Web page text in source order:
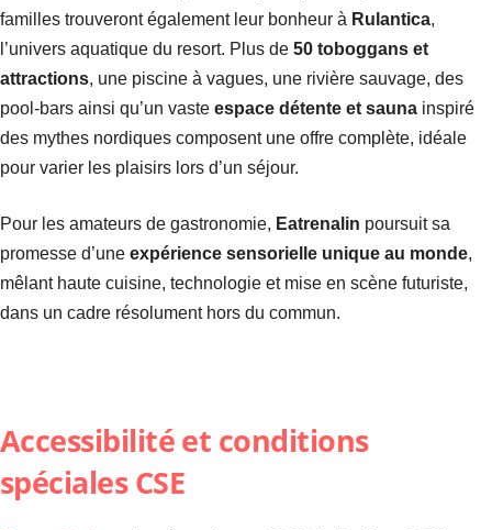
familles trouveront également leur bonheur à Rulantica,
l’univers aquatique du resort. Plus de 50 toboggans et
attractions, une piscine à vagues, une rivière sauvage, des
pool-bars ainsi qu’un vaste espace détente et sauna inspiré
des mythes nordiques composent une offre complète, idéale
pour varier les plaisirs lors d’un séjour.
Pour les amateurs de gastronomie, Eatrenalin poursuit sa
promesse d’une expérience sensorielle unique au monde,
mêlant haute cuisine, technologie et mise en scène futuriste,
dans un cadre résolument hors du commun.
Accessibilité et conditions
spéciales CSE